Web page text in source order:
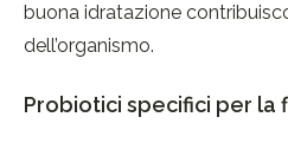
buona idratazione
dell’organismo.
Probiotici specifici per la